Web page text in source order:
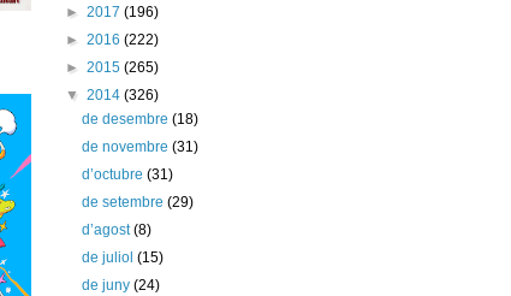
► 2017 (196)
► 2016 (222)
► 2015 (265)
▼ 2014 (326)
de desembre(18)
de novembre(31)
d’octubre(31)
de setembre(29)
d’agost(8)
de juliol(15)
de juny(24)